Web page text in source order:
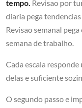
tempo. Revisao por
diaria pega
Revisao semanal
semana de trabalho.
Cada escala
delas e suficiente
O segundo passo e